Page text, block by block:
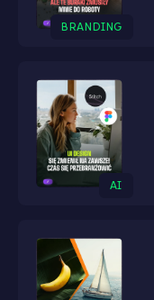
BRANDING
AI